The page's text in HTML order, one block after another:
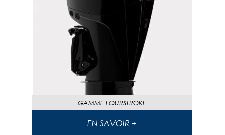
GAMME FOURSTROKE
EN SAVOIR +